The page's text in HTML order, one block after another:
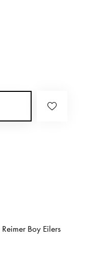
Reimer Boy Eilers